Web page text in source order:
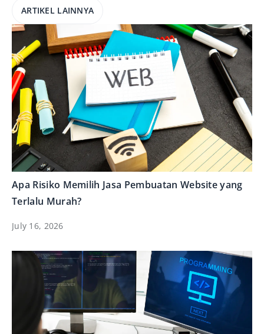
ARTIKEL LAINNYA
Apa Risiko Memilih Jasa Pembuatan Website yang
Terlalu Murah?
July 16, 2026